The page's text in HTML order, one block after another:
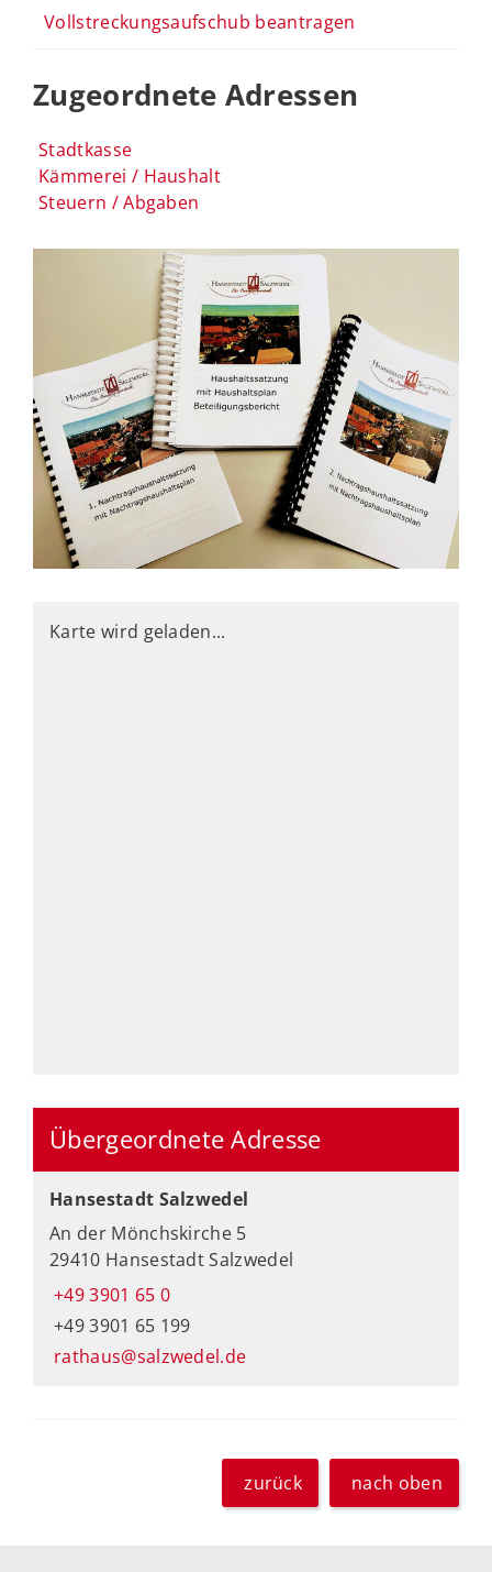
Vollstreckungsaufschub beantragen
Zugeordnete Adressen
Stadtkasse
Kämmerei / Haushalt
Steuern / Abgaben
Karte wird geladen...
Übergeordnete Adresse
Hansestadt Salzwedel
An der Mönchskirche 5
29410 Hansestadt Salzwedel
+49 3901 65 0
+49 3901 65 199
rathaus@salzwedel.de
zurück nach oben